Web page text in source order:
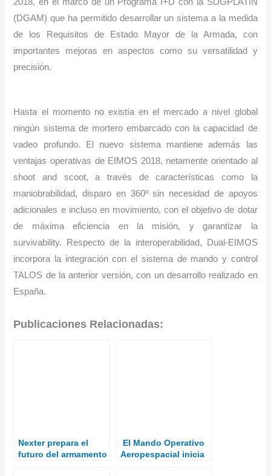
(DGAM) que ha permitido desarrollar un sistema a la medida
de los Requisitos de Estado Mayor de la Armada, con
importantes mejoras en aspectos como su versatilidad y
precisión.
Hasta el momento no existía en el mercado a nivel global
ningún sistema de mortero embarcado con la capacidad de
vadeo profundo. El nuevo sistema mantiene además las
ventajas operativas de EIMOS 2018, netamente orientado al
shoot and scoot, a través de características como la
maniobrabilidad, disparo en 360º sin necesidad de apoyos
adicionales e incluso en movimiento, con el objetivo de dotar
de máxima eficiencia en la misión, y garantizar la
survivability. Respecto de la interoperabilidad, Dual-EIMOS
incorpora la integración con el sistema de mando y control
TALOS de la anterior versión, con un desarrollo realizado en
España.
Publicaciones Relacionadas:
Nexter prepara el
futuro del armamento
El Mando Operativo
Aeropespacial inicia